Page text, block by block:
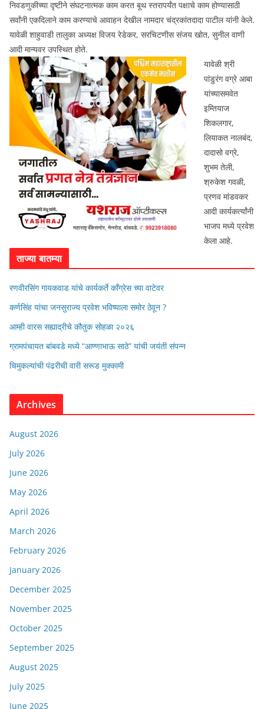
निवडणुकीच्या दृष्टीने संघटनात्मक काम करत बूथ स्तरापर्यंत पक्षाचे काम होण्यासाठी
सर्वांनी एकदिलाने काम करण्याचे आवाहन देखील नामदार चंद्रकांतदादा पाटील यांनी केले.
यावेळी शाहुवाडी तालुका अध्यक्ष विजय रेडेकर, सरचिटणीस संजय खोत, सुनील वाणी
आदी मान्यवर उपस्थित होते.
यावेळी श्री
पांडुरंग वग्रे आबा
यांच्यासमवेत
इम्तियाज
शिकलगार,
लियाकत नालबंद,
दादासो वग्रे,
शुभम तेली,
श्रुकेश गवळी,
प्रणव मांडवकर
आदी कार्यकर्त्यांनी
भाजप मध्ये प्रवेश
केला आहे.
ताज्या बातम्या
रणवीरसिंग गायकवाड यांचे कार्यकर्ते कॉंग्रेस च्या वाटेवर
कर्णसिंह यांचा जनसुराज्य प्रवेश भविष्याला समोर ठेवून ?
आम्ही वारस सह्याद्रीचे कौतुक सोहळा २०२६
ग्रामपंचायत बांबवडे मध्ये “आण्णाभाऊ साठे” यांची जयंती संपन्न
चिमुकल्यांची पंढरीची वारी सरूड मुक्कामी
Archives
August 2026
July 2026
June 2026
May 2026
April 2026
March 2026
February 2026
January 2026
December 2025
November 2025
October 2025
September 2025
August 2025
July 2025
June 2025